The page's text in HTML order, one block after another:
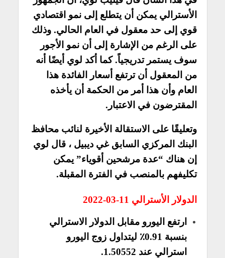
الأسترالي يمكن أن يتطلع إلى نمو اقتصادي
قوي إلى حد معقول في العام الحالي. وذلك
على الرغم من الإشارة إلى أن نمو الأجور
سوف يستمر تدريجياً. كما أكد لوي أيضًا أنه
من المعقول أن ترتفع أسعار الفائدة هذا
العام وأن هذا أمر من الحكمة أن يأخذه
المقترضون في الاعتبار.
وتعليقًا على الاستقالة الأخيرة لنائب محافظ
البنك المركزي السابق غي ديبيل ، قال لوي
إن هناك “عدة مرشحين أقوياء” يمكن
تكليفهم بالمنصب في الفترة المقبلة.
الدولار الأسترالي 11-03-2022
ارتفع اليورو مقابل الدولار الاسترالي
بنسبة 0.91٪ ليتداول زوج اليورو
استرالي عند 1.50552.